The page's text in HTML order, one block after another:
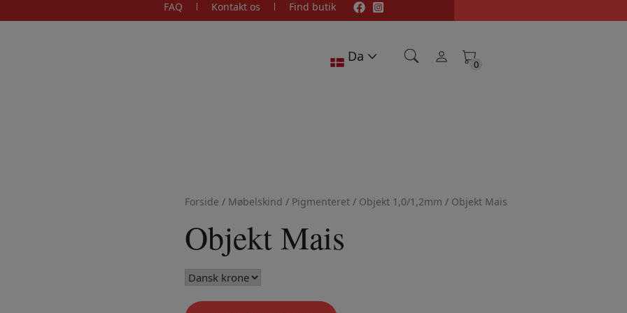
FAQ Kontakt os Find butik
Da 0
0
Forside / Møbelskind / Pigmenteret / Objekt 1,0/1,2mm / Objekt Mais
Objekt Mais